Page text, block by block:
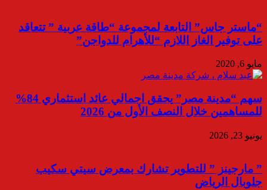
“ماستر جاس” التابعة لمجموعة “طاقة عربية ” تتعاقد
على توفير الغاز اللازم “للأهرام للدواجن”
مايو 6, 2020
سهم “مدينة مصر” يحقق اجمالي عائد استثماري 84%
للمساهمين خلال النصف الأول من 2026
يونيو 23, 2026
” مارجينز ” للتطوير تشارك بمعرض سيتي سكيب
جلوبال الرياض